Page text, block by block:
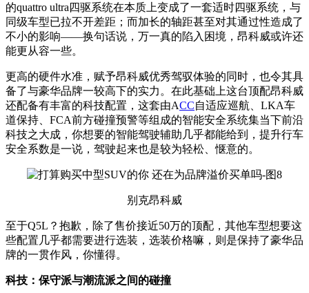
的quattro ultra四驱系统在本质上变成了一套适时四驱系统，与
同级车型已拉不开差距；而加长的轴距甚至对其通过性造成了
不小的影响——换句话说，万一真的陷入困境，昂科威或许还
能更从容一些。
更高的硬件水准，赋予昂科威优秀驾驭体验的同时，也令其具
备了与豪华品牌一较高下的实力。在此基础上这台顶配昂科威
还配备有丰富的科技配置，这套由ACC自适应巡航、LKA车
道保持、FCA前方碰撞预警等组成的智能安全系统集当下前沿
科技之大成，你想要的智能驾驶辅助几乎都能给到，提升行车
安全系数是一说，驾驶起来也是较为轻松、惬意的。
别克昂科威
至于Q5L？抱歉，除了售价接近50万的顶配，其他车型想要这
些配置几乎都需要进行选装，选装价格嘛，则是保持了豪华品
牌的一贯作风，你懂得。
科技：保守派与潮流派之间的碰撞